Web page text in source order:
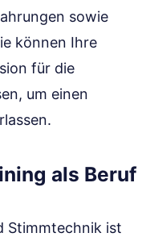
sowie
können Ihre
für die
um einen
als Beruf
Stimmtechnik ist